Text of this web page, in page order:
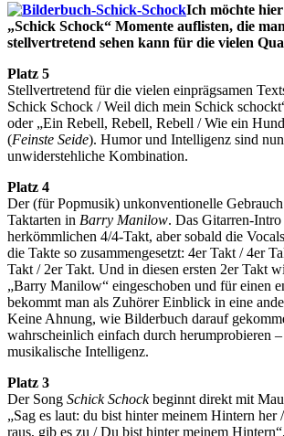
Ich möchte
„Schick Schock“ Momente auflisten, die
stellvertretend sehen kann für die vielen
Platz 5
Stellvertretend für die vielen einprägsamen
Schick Schock / Weil dich mein Schick
oder „Ein Rebell, Rebell, Rebell / Wie ein
(Feinste Seide). Humor und Intelligenz sind
unwiderstehliche Kombination.
Platz 4
Der (für Popmusik) unkonventionelle
Taktarten in Barry Manilow. Das Gitarren-
herkömmlichen 4/4-Takt, aber sobald die
die Takte so zusammengesetzt: 4er Takt / 4er
Takt / 2er Takt. Und in diesen ersten 2er Takt
„Barry Manilow“ eingeschoben und für einen
bekommt man als Zuhörer Einblick in eine
Keine Ahnung, wie Bilderbuch darauf
wahrscheinlich einfach durch herumprobieren –
musikalische Intelligenz.
Platz 3
Der Song Schick Schockbeginnt direkt mit
„Sag es laut: du bist hinter meinem Hintern her
raus, gib es zu / Du bist hinter meinem